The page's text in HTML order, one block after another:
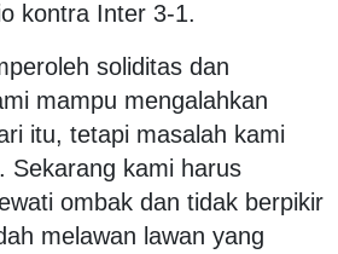
kontra Inter 3-1.
soliditas dan
mampu mengalahkan
itu, tetapi masalah kami
Sekarang kami harus
ombak dan tidak berpikir
melawan lawan yang